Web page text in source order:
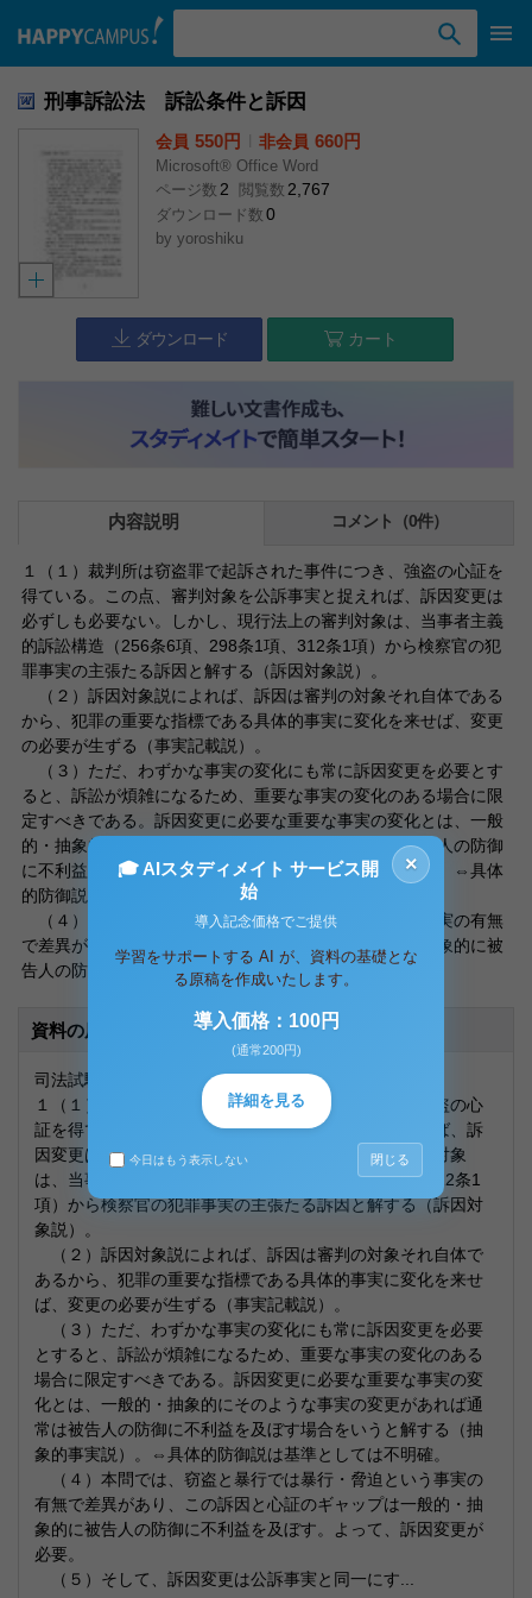
刑事訴訟法 訴訟条件と訴因
会員 550円 非会員 660円
Microsoft® Office Word
ページ数 2 閲覧数 2,767
ダウンロード数 0
by yoroshiku
ダウンロード カート
内容説明 コメント（0件）
１（１）裁判所は窃盗罪で起訴された事件につき、強盗の心証を
得ている。この点、審判対象を公訴事実と捉えれば、訴因変更は
必ずしも必要ない。しかし、現行法上の審判対象は、当事者主義
的訴訟構造（256条6項、298条1項、312条1項）から検察官の犯
罪事実の主張たる訴因と解する（訴因対象説）。
（２）訴因対象説によれば、訴因は審判の対象それ自体である
から、犯罪の重要な指標である具体的事実に変化を来せば、変更
の必要が生ずる（事実記載説）。
（３）ただ、わずかな事実の変化にも常に訴因変更を必要とす
ると、訴訟が煩雑になるため、重要な事実の変化のある場合に限
定すべきである。訴因変更に必要な重要な事実の変化とは、一般
的・抽象的にそのような事実の変更があれば通常は被告人の防御
に不利益を及ぼす場合をいうと解する（抽象的事実説）。⇔具体
的防御説は基準としては不明確。
（４）本問では、窃盗と暴行では暴行・脅迫という事実の有無
で差異があり、この訴因と心証のギャップは一般的・抽象的に被
告人の防御に不利益を及ぼす。よって、訴因変更が必要。
資料の原本内容
司法試験：昭和57年第2問
１（１）裁判所は窃盗罪で起訴された事件につき、強盗の心
証を得ている。この点、審判対象を公訴事実と捉えれば、訴
因変更は必ずしも必要ない。しかし、現行法上の審判対象
は、当事者主義的訴訟構造（256条6項、298条1項、312条1
項）から検察官の犯罪事実の主張たる訴因と解する（訴因対
象説）。
（２）訴因対象説によれば、訴因は審判の対象それ自体で
あるから、犯罪の重要な指標である具体的事実に変化を来せ
ば、変更の必要が生ずる（事実記載説）。
（３）ただ、わずかな事実の変化にも常に訴因変更を必要
とすると、訴訟が煩雑になるため、重要な事実の変化のある
場合に限定すべきである。訴因変更に必要な重要な事実の変
化とは、一般的・抽象的にそのような事実の変更があれば通
常は被告人の防御に不利益を及ぼす場合をいうと解する（抽
象的事実説）。⇔具体的防御説は基準としては不明確。
（４）本問では、窃盗と暴行では暴行・脅迫という事実の
有無で差異があり、この訴因と心証のギャップは一般的・抽
象的に被告人の防御に不利益を及ぼす。よって、訴因変更が
必要。
（５）そして、訴因変更は公訴事実と同一にす...
×
🎓 AIスタディメイト サービス開
始
導入記念価格でご提供
学習をサポートする AI が、資料の基礎とな
る原稿を作成いたします。
導入価格：100円
(通常200円)
詳細を見る
今日はもう表示しない 閉じる